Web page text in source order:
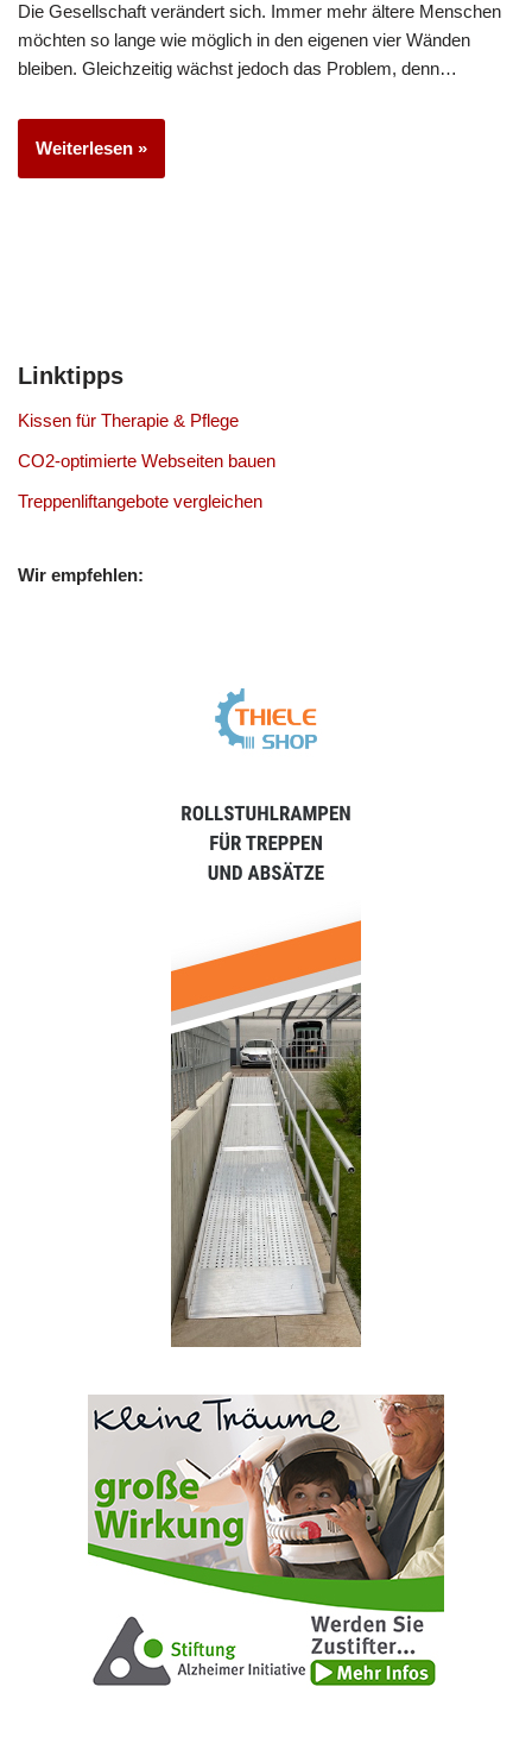
Die Gesellschaft verändert sich. Immer mehr ältere Menschen
möchten so lange wie möglich in den eigenen vier Wänden
bleiben. Gleichzeitig wächst jedoch das Problem, denn…
Weiterlesen »
Linktipps
Kissen für Therapie & Pflege
CO2-optimierte Webseiten bauen
Treppenliftangebote vergleichen
Wir empfehlen: